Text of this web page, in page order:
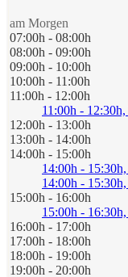
am Morgen
07:00h - 08:00h
08:00h - 09:00h
09:00h - 10:00h
10:00h - 11:00h
11:00h - 12:00h
11:00h - 12:30h,
12:00h - 13:00h
13:00h - 14:00h
14:00h - 15:00h
14:00h - 15:30h,
14:00h - 15:30h,
15:00h - 16:00h
15:00h - 16:30h,
16:00h - 17:00h
17:00h - 18:00h
18:00h - 19:00h
19:00h - 20:00h